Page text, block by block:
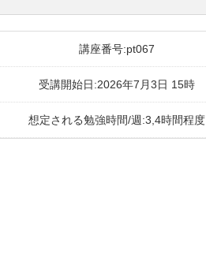
講座番号:pt067
受講開始日:2026年7月3日 15時
想定される勉強時間/週:3,4時間程度